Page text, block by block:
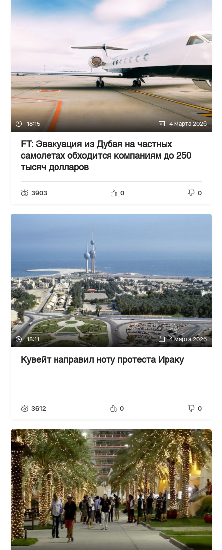
18:15 4 марта 2026
FT: Эвакуация из Дубая на частных
самолетах обходится компаниям до 250
тысяч долларов
3903 0 0
18:11 4 марта 2026
Кувейт направил ноту протеста Ираку
3612 0 0